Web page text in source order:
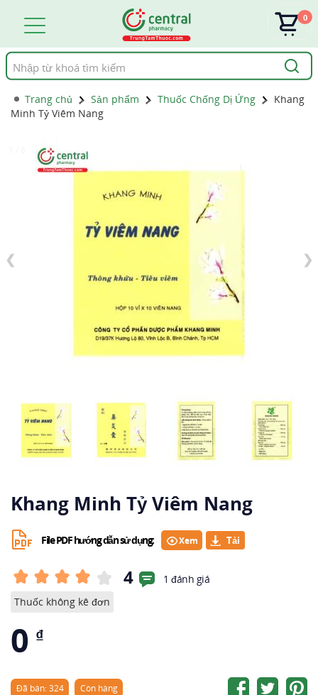
Tìm
kiếm
0
Trang chủ Sản phẩm Thuốc Chống Dị Ứng
Khang
Minh Tỷ Viêm Nang
❮ ❯
Khang Minh Tỷ Viêm Nang
File PDF hướng dẫn sử dụng: Xem
4
1 đánh giá
Thuốc không kê đơn
0 ₫
Đã bán: 324 Còn hàng